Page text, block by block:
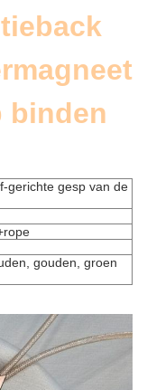
binden
gerichte gesp van de
gouden, groen